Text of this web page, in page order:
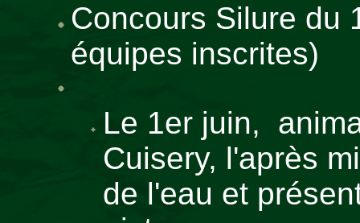
Concours Silure du
équipes inscrites)
Le 1er juin,
Cuisery, l'après
de l'eau et